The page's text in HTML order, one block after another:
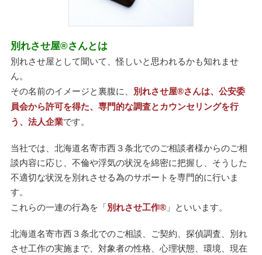
別れさせ屋®さんとは
別れさせ屋として聞いて、怪しいと思われるかも知れませ
ん。
その名前のイメージと裏腹に、 別れさせ屋®さんは、公安委
員会から許可を得た、専門的な調査とカウンセリングを行
う、法人企業です。
当社では、北海道名寄市西３条北でのご相談者様からのご相
談内容に応じ、不倫や浮気の状況を綿密に把握し、そうした
不適切な状況を別れさせる為のサポートを専門的に行いま
す。
これらの一連の行為を「 別れさせ工作® 」といいます。
北海道名寄市西３条北でのご相談、ご契約、探偵調査、別れ
させ工作の実施まで、対象者の性格、心理状態、環境、現在